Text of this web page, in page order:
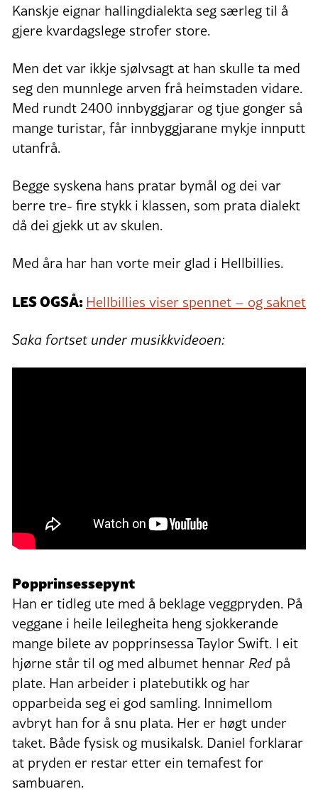
Kanskje eignar hallingdialekta seg særleg til å
gjere kvardagslege strofer store.
Men det var ikkje sjølvsagt at han skulle ta med
seg den munnlege arven frå heimstaden vidare.
Med rundt 2400 innbyggjarar og tjue gonger så
mange turistar, får innbyggjarane mykje innputt
utanfrå.
Begge syskena hans pratar bymål og dei var
berre tre- fire stykk i klassen, som prata dialekt
då dei gjekk ut av skulen.
Med åra har han vorte meir glad i Hellbillies.
LES OGSÅ: Hellbillies viser spennet – og saknet
Saka fortset under musikkvideoen:
Popprinsessepynt
Han er tidleg ute med å beklage veggpryden. På
veggane i heile leilegheita heng sjokkerande
mange bilete av popprinsessa Taylor Swift. I eit
hjørne står til og med albumet hennar Red på
plate. Han arbeider i platebutikk og har
opparbeida seg ei god samling. Innimellom
avbryt han for å snu plata. Her er høgt under
taket. Både fysisk og musikalsk. Daniel forklarar
at pryden er restar etter ein temafest for
sambuaren.